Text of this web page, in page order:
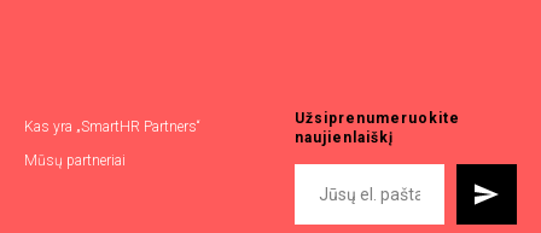
Kas yra „SmartHR Partners“
Mūsų partneriai
Užsiprenumeruokite
naujienlaiškį